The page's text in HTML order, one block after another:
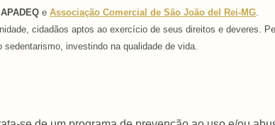
APADEQ e Associação Comercial de São João del Rei-MG
cidadãos aptos ao exercício de seus direitos e deveres.
investindo na qualidade de vida.